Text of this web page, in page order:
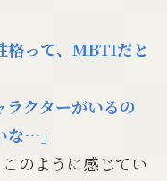
格って、MBTIだと
ラクターがいるの
な…」
のように感じてい